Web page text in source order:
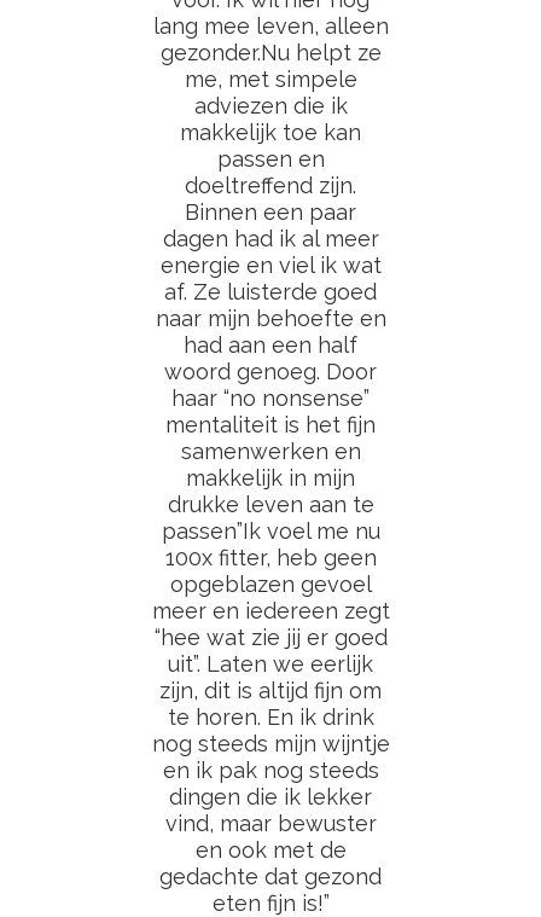
lang mee leven, alleen
gezonder.Nu helpt ze
me, met simpele
adviezen die ik
makkelijk toe kan
passen en
doeltreffend zijn.
Binnen een paar
dagen had ik al meer
energie en viel ik wat
af. Ze luisterde goed
naar mijn behoefte en
had aan een half
woord genoeg. Door
haar “no nonsense”
mentaliteit is het fijn
samenwerken en
makkelijk in mijn
drukke leven aan te
passen”Ik voel me nu
100x fitter, heb geen
opgeblazen gevoel
meer en iedereen zegt
“hee wat zie jij er goed
uit”. Laten we eerlijk
zijn, dit is altijd fijn om
te horen. En ik drink
nog steeds mijn wijntje
en ik pak nog steeds
dingen die ik lekker
vind, maar bewuster
en ook met de
gedachte dat gezond
eten fijn is!”